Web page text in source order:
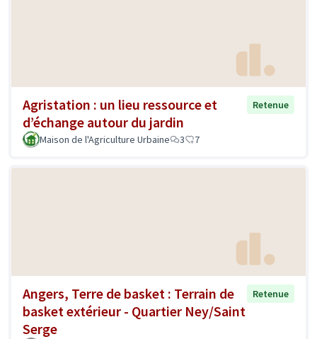
Agristation : un lieu ressource et
d’échange autour du jardin
Retenue
Maison de l'Agriculture Urbaine 3 7
Angers, Terre de basket : Terrain de
basket extérieur - Quartier Ney/Saint
Serge
Retenue